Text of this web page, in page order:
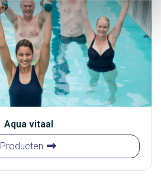
Aqua vitaal
Producten Aqua vitaal